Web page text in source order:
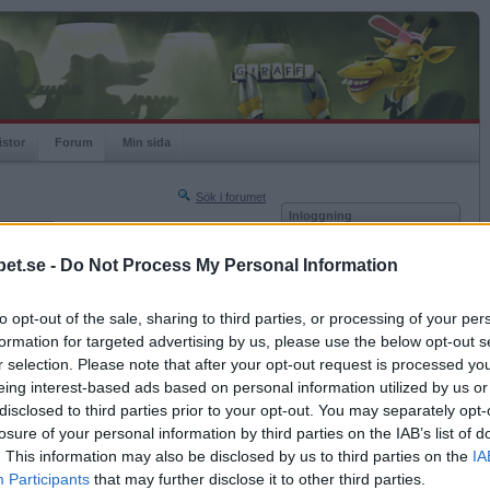
- Do Not Process My Personal Information
opt-out of the sale, sharing to third parties, or processing of your
for targeted advertising by us, please use the below opt-out
selection. Please note that after your opt-out request is processed
interest-based ads based on personal information utilized by us
to third parties prior to your opt-out. You may separately
of your personal information by third parties on the IAB’s list of
This information may also be disclosed by us to third parties on the
Participants that may further disclose it to other third parties.
Forum Min sida
Sök i forumet
Nästa sida »
2012-09-21 22:27
Inloggning
Kom ihåg mig
Glömt ditt lösenord?
Få ny aktiveringslänk
Betapet är gratis!